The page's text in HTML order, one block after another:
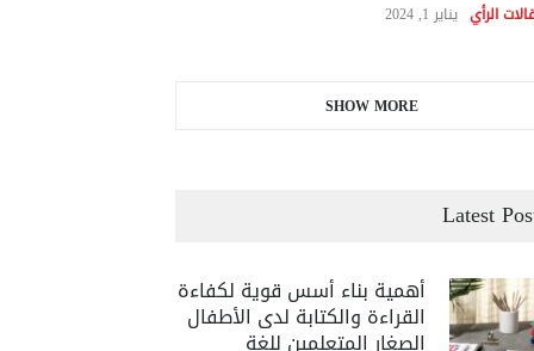
الرأي يناير 1, 2024
SHOW MORE
Latest
أهمية بناء أسس قوية لكفاءة
القراءة والكتابة لدى الأطفال
الصغار المتعلمين للغة